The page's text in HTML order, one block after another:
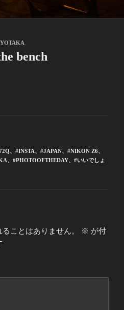
bench
、 #INSTA、 #JAPAN、 #NIKON Z6、
、 #PHOTOOFTHEDAY、 #いいでしょ
ことはありません。 ※ が付